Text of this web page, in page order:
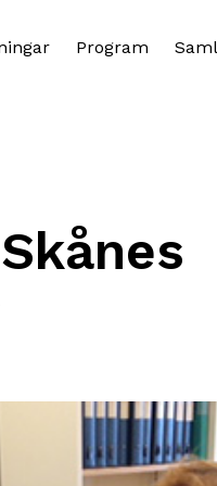
Program